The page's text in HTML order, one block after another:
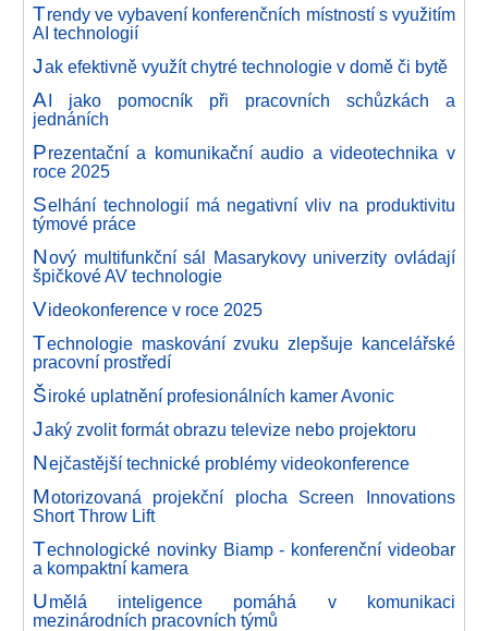
Trendy ve vybavení konferenčních místností s využitím
AI technologií
Jak efektivně využít chytré technologie v domě či bytě
AI jako pomocník při pracovních schůzkách a
jednáních
Prezentační a komunikační audio a videotechnika v
roce 2025
Selhání technologií má negativní vliv na produktivitu
týmové práce
Nový multifunkční sál Masarykovy univerzity ovládají
špičkové AV technologie
Videokonference v roce 2025
Technologie maskování zvuku zlepšuje kancelářské
pracovní prostředí
Široké uplatnění profesionálních kamer Avonic
Jaký zvolit formát obrazu televize nebo projektoru
Nejčastější technické problémy videokonference
Motorizovaná projekční plocha Screen Innovations
Short Throw Lift
Technologické novinky Biamp - konferenční videobar
a kompaktní kamera
Umělá inteligence pomáhá v komunikaci
mezinárodních pracovních týmů